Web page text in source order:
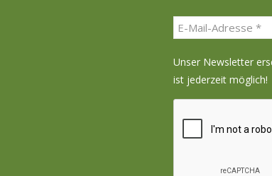
Unser Newsletter
ist jederzeit möglich!